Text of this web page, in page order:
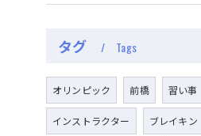
タグ Tags
オリンピック 前橋 習い事
インストラクター ブレイキン